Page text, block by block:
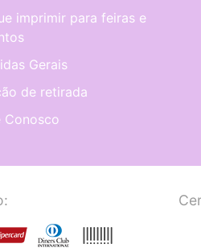
imprimir para feiras e
Gerais
de retirada
Conosco